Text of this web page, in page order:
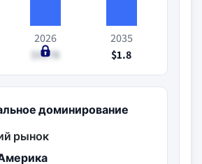
2026
$927B
2035
$1.8
доминирование
рынок